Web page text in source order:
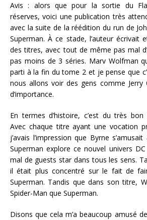
Avis : alors que pour la sortie du
réserves, voici une publication très
avec la suite de la réédition du run de
Superman. À ce stade, l’auteur écrivait
des titres, avec tout de même pas mal
pas moins de 3 séries. Marv Wolfman
parti à la fin du tome 2 et je pense que
nous allons voir des gens comme Jerry
d’importance.
En termes d’histoire, c’est du très bon
Avec chaque titre ayant une vocation
j’avais l’impression que Byrne
Superman explore ce nouvel univers
mal de guests star dans tous les sens.
il était plus concentré sur le fait de
Superman. Tandis que dans son titre,
Spider-Man que Superman.
Disons que cela m’a beaucoup amusé